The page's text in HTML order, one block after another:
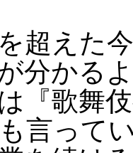
超えた
分かる
『歌舞
言って